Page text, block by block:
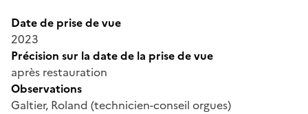
Date de prise de vue
2023
Précision sur la date de la prise de vue
après restauration
Observations
Galtier, Roland (technicien-conseil orgues)